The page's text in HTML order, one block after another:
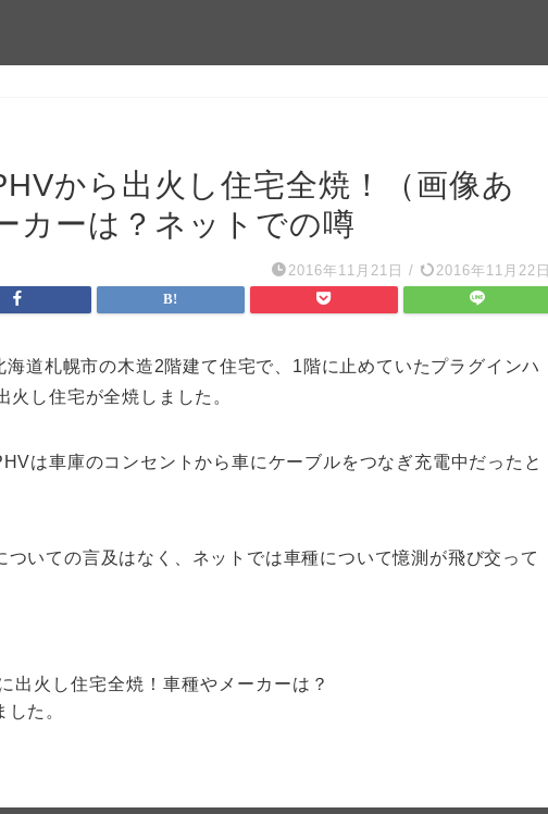
から出火し住宅全焼！（画像あ
カーは？ネットでの噂
2016年11月21日 / 2016年11月22日
道札幌市の木造2階建て住宅で、1階に止めていたプラグインハ
し住宅が全焼しました。
は車庫のコンセントから車にケーブルをつなぎ充電中だったと
ついての言及はなく、ネットでは車種について憶測が飛び交って
出火し住宅全焼！車種やメーカーは？
た。